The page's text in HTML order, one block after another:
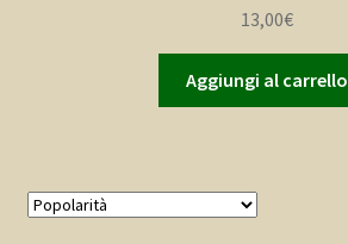
13,00€
Aggiungi al carrello